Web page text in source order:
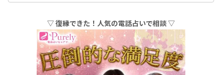
▽ 復縁できた！人気の電話占いで相談 ▽